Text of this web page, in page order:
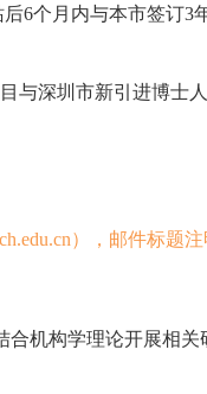
6个月内与本市签订
深圳市新引进博士
），邮件标题
机构学理论开展相关